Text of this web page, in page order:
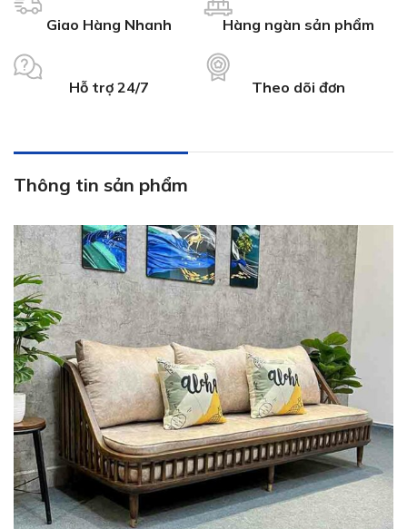
Giao Hàng Nhanh Hàng ngàn sản phẩm
Hỗ trợ 24/7 Theo dõi đơn
Thông tin sản phẩm